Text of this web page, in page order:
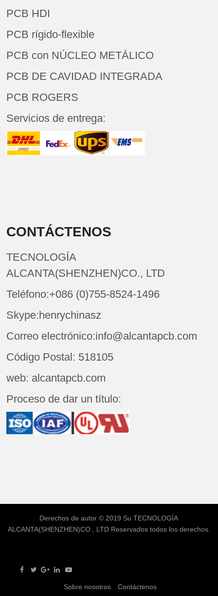
PCB HDI
PCB rígido-flexible
PCB con NÚCLEO METÁLICO
PCB DE CAVIDAD INTEGRADA
PCB ROGERS
Servicios de entrega:
CONTÁCTENOS
TECNOLOGÍA
ALCANTA(SHENZHEN)CO., LTD
Teléfono:+086 (0)755-8524-1496
Skype:henrychinasz
Correo electrónico:info@alcantapcb.com
Código Postal: 518105
web: alcantapcb.com
Proceso de dar un título:
Derechos de autor © 2019 SuTECNOLOGÍA
ALCANTA(SHENZHEN)CO., LTDReservados todos los derechos.
Sobre nosotros Contáctenos